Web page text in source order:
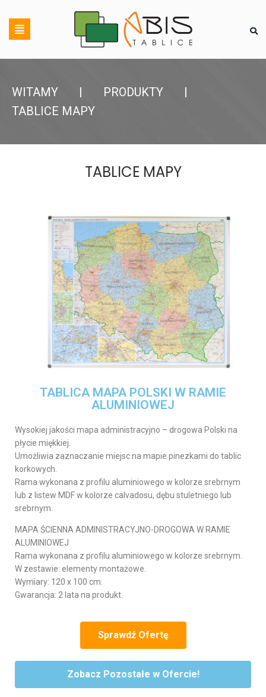
WITAMY | PRODUKTY
|
TABLICE MAPY
TABLICE MAPY
TABLICA MAPA POLSKI W RAMIE
ALUMINIOWEJ
Wysokiej jakości mapa administracyjno – drogowa Polski na
płycie miękkiej.
Umożliwia zaznaczanie miejsc na mapie pinezkami do tablic
korkowych.
Rama wykonana z profilu aluminiowego w kolorze srebrnym
lub z listew MDF w kolorze calvadosu, dębu stuletniego lub
srebrnym.
MAPA ŚCIENNA ADMINISTRACYJNO-DROGOWA W RAMIE
ALUMINIOWEJ
Rama wykonana z profilu aluminiowego w kolorze srebrnym.
W zestawie: elementy montażowe.
Wymiary: 120 x 100 cm.
Gwarancja: 2 lata na produkt.
Sprawdź Ofertę
Zobacz Pozostałe w Ofercie!